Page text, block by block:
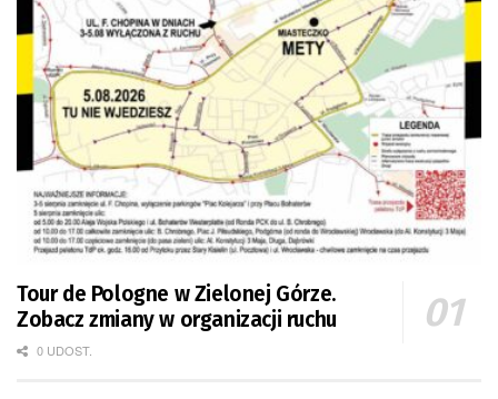
Tour de Pologne w Zielonej Górze.
Zobacz zmiany w organizacji ruchu
0 UDOST.